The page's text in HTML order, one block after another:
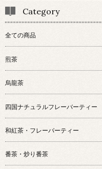
Category
全ての商品
煎茶
烏龍茶
四国ナチュラルフレーバーティー
和紅茶・フレーバーティー
番茶・炒り番茶